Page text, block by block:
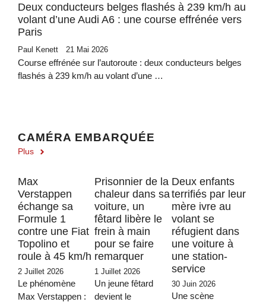
Deux conducteurs belges flashés à 239 km/h au
volant d’une Audi A6 : une course effrénée vers
Paris
Paul Kenett 21 Mai 2026
Course effrénée sur l’autoroute : deux conducteurs belges
flashés à 239 km/h au volant d’une …
CAMÉRA EMBARQUÉE
Plus
Max
Verstappen
échange sa
Formule 1
contre une Fiat
Topolino et
roule à 45 km/h
2 Juillet 2026
Le phénomène
Max Verstappen :
Prisonnier de la
chaleur dans sa
voiture, un
fêtard libère le
frein à main
pour se faire
remarquer
1 Juillet 2026
Un jeune fêtard
devient le
Deux enfants
terrifiés par leur
mère ivre au
volant se
réfugient dans
une voiture à
une station-
service
30 Juin 2026
Une scène